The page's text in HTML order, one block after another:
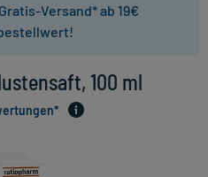
Gratis-Versand* ab 19€
100 ml